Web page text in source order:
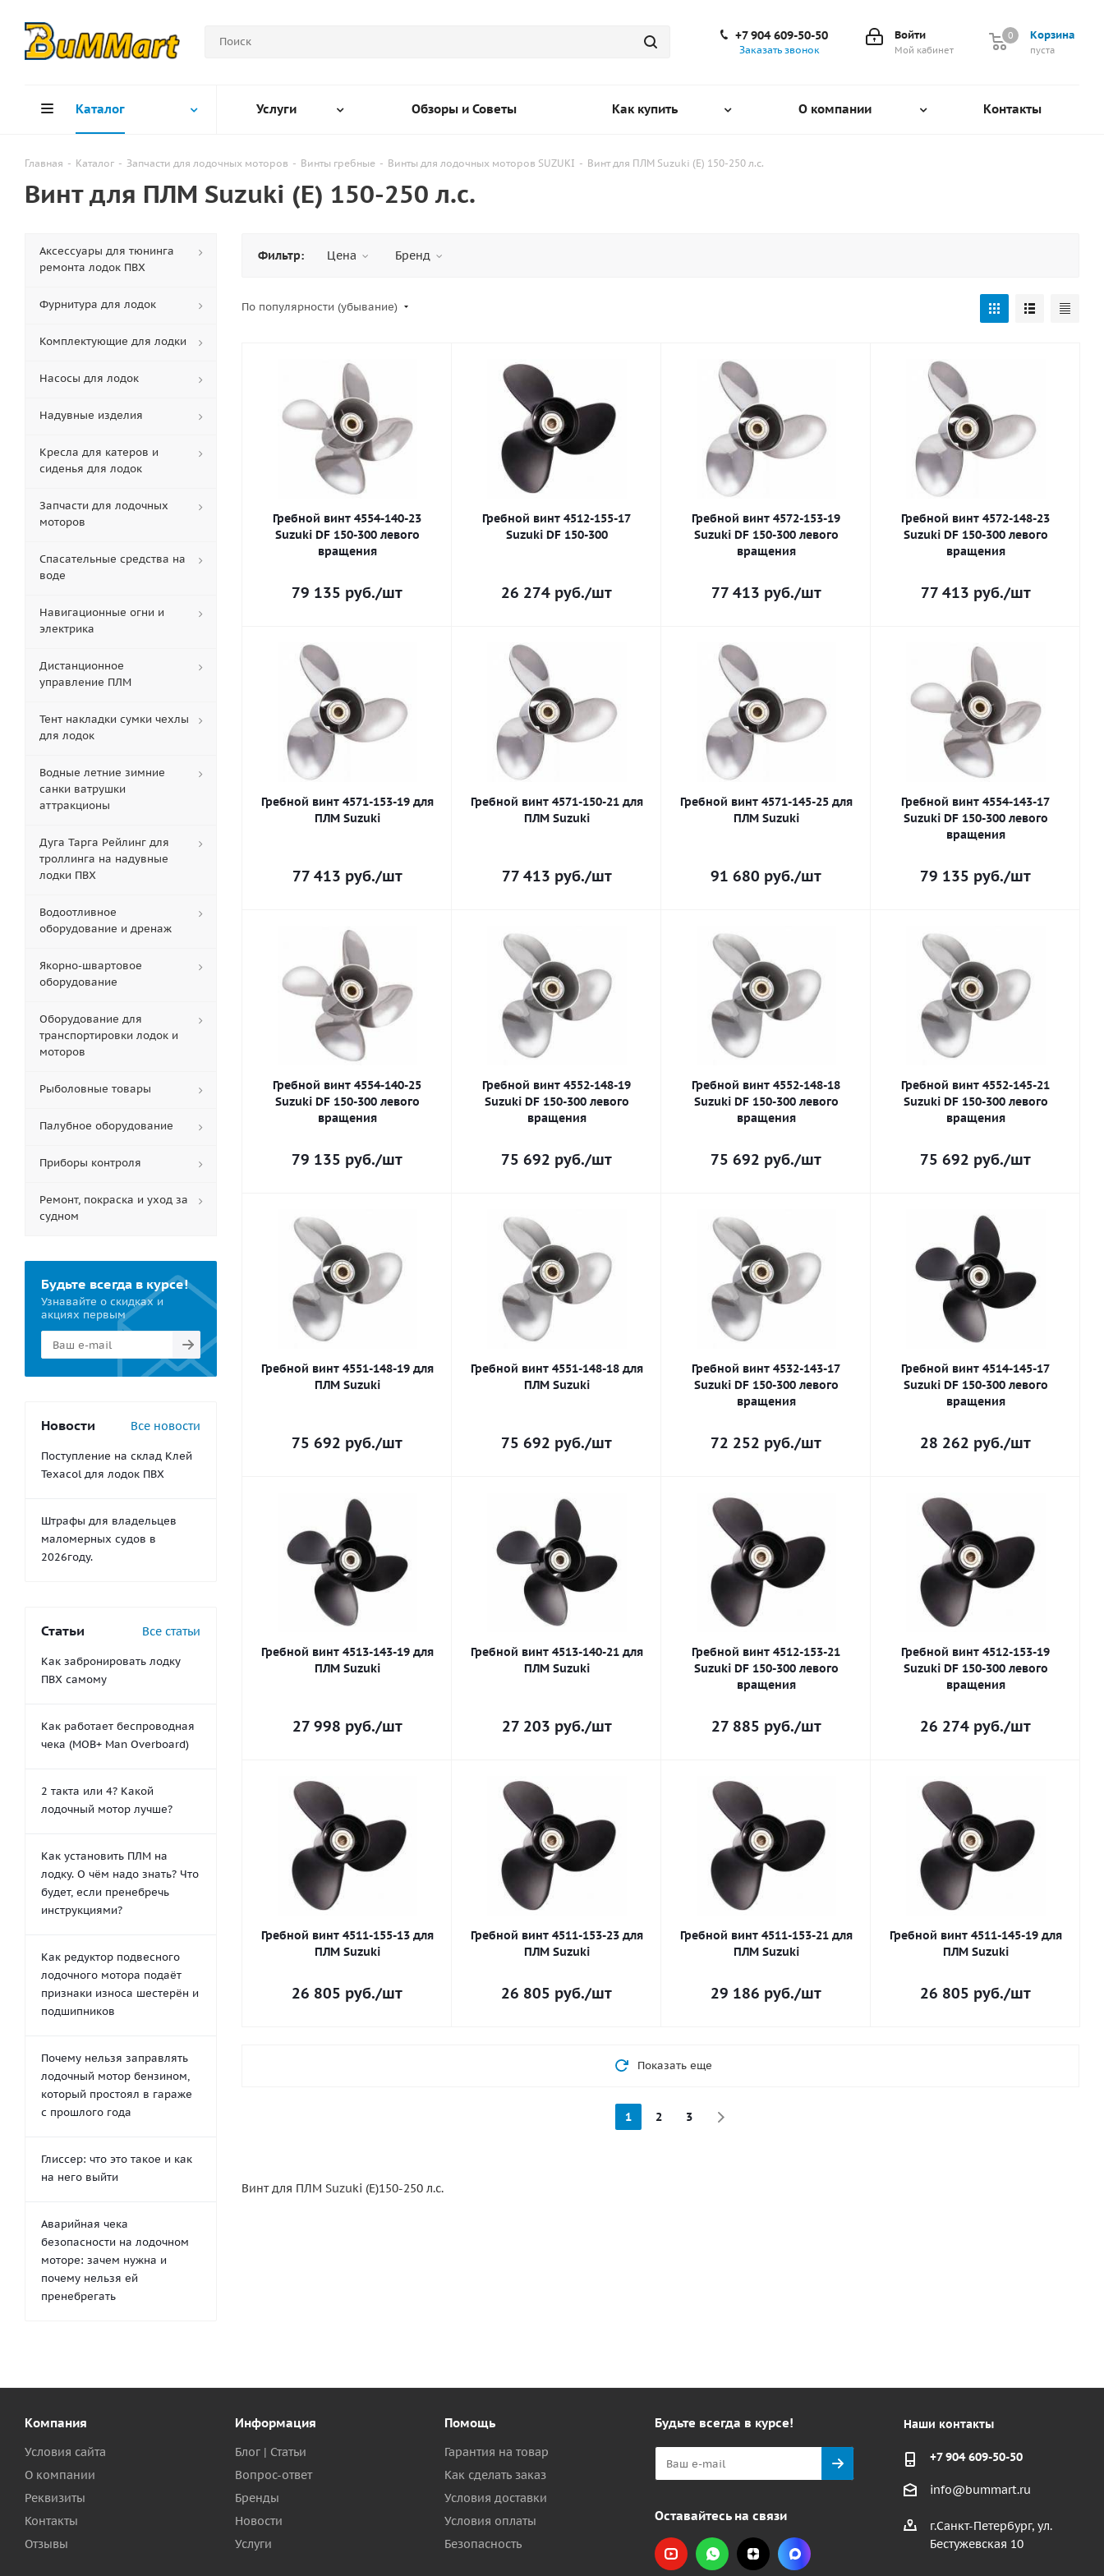
Корзина
0
пуста
0
Войти
Мой кабинет
+7 904 609-50-50
Заказать звонок
Каталог Услуги Обзоры и Советы Как купить О компании Контакты
Главная - Каталог - Запчасти для лодочных моторов - Винты гребные - Винты для лодочных моторов SUZUKI - Винт для ПЛМ Suzuki (E) 150-250 л.с.
Винт для ПЛМ Suzuki (E) 150-250 л.с.
Фильтр: Цена Бренд
По популярности (убывание)
Гребной винт 4554-140-23
Suzuki DF 150-300 левого
вращения
79 135 руб./шт
Гребной винт 4512-155-17
Suzuki DF 150-300
26 274 руб./шт
Гребной винт 4572-153-19
Suzuki DF 150-300 левого
вращения
77 413 руб./шт
Гребной винт 4572-148-23
Suzuki DF 150-300 левого
вращения
77 413 руб./шт
Гребной винт 4571-153-19 для
ПЛМ Suzuki
77 413 руб./шт
Гребной винт 4571-150-21 для
ПЛМ Suzuki
77 413 руб./шт
Гребной винт 4571-145-25 для
ПЛМ Suzuki
91 680 руб./шт
Гребной винт 4554-143-17
Suzuki DF 150-300 левого
вращения
79 135 руб./шт
Гребной винт 4554-140-25
Suzuki DF 150-300 левого
вращения
79 135 руб./шт
Гребной винт 4552-148-19
Suzuki DF 150-300 левого
вращения
75 692 руб./шт
Гребной винт 4552-148-18
Suzuki DF 150-300 левого
вращения
75 692 руб./шт
Гребной винт 4552-145-21
Suzuki DF 150-300 левого
вращения
75 692 руб./шт
Гребной винт 4551-148-19 для
ПЛМ Suzuki
75 692 руб./шт
Гребной винт 4551-148-18 для
ПЛМ Suzuki
75 692 руб./шт
Гребной винт 4532-143-17
Suzuki DF 150-300 левого
вращения
72 252 руб./шт
Гребной винт 4514-145-17
Suzuki DF 150-300 левого
вращения
28 262 руб./шт
Гребной винт 4513-143-19 для
ПЛМ Suzuki
27 998 руб./шт
Гребной винт 4513-140-21 для
ПЛМ Suzuki
27 203 руб./шт
Гребной винт 4512-153-21
Suzuki DF 150-300 левого
вращения
27 885 руб./шт
Гребной винт 4512-153-19
Suzuki DF 150-300 левого
вращения
26 274 руб./шт
Гребной винт 4511-155-13 для
ПЛМ Suzuki
26 805 руб./шт
Гребной винт 4511-153-23 для
ПЛМ Suzuki
26 805 руб./шт
Гребной винт 4511-153-21 для
ПЛМ Suzuki
29 186 руб./шт
Гребной винт 4511-145-19 для
ПЛМ Suzuki
26 805 руб./шт
Показать еще
1 2 3
Винт для ПЛМ Suzuki (E)150-250 л.с.
Аксессуары для тюнинга
ремонта лодок ПВХ
Фурнитура для лодок
Комплектующие для лодки
Насосы для лодок
Надувные изделия
Кресла для катеров и
сиденья для лодок
Запчасти для лодочных
моторов
Спасательные средства на
воде
Навигационные огни и
электрика
Дистанционное
управление ПЛМ
Тент накладки сумки чехлы
для лодок
Водные летние зимние
санки ватрушки
аттракционы
Дуга Тарга Рейлинг для
троллинга на надувные
лодки ПВХ
Водоотливное
оборудование и дренаж
Якорно-швартовое
оборудование
Оборудование для
транспортировки лодок и
моторов
Рыболовные товары
Палубное оборудование
Приборы контроля
Ремонт, покраска и уход за
судном
Будьте всегда в курсе!
Узнавайте о скидках и
акциях первым
Новости Все новости
Поступление на склад Клей
Texacol для лодок ПВХ
Штрафы для владельцев
маломерных судов в
2026году.
Статьи Все статьи
Как забронировать лодку
ПВХ самому
Как работает беспроводная
чека (MOB+ Man Overboard)
2 такта или 4? Какой
лодочный мотор лучше?
Как установить ПЛМ на
лодку. О чём надо знать? Что
будет, если пренебречь
инструкциями?
Как редуктор подвесного
лодочного мотора подаёт
признаки износа шестерён и
подшипников
Почему нельзя заправлять
лодочный мотор бензином,
который простоял в гараже
с прошлого года
Глиссер: что это такое и как
на него выйти
Аварийная чека
безопасности на лодочном
моторе: зачем нужна и
почему нельзя ей
пренебрегать
Компания
Условия сайта
О компании
Реквизиты
Контакты
Отзывы
Информация
Блог | Статьи
Вопрос-ответ
Бренды
Новости
Услуги
Помощь
Гарантия на товар
Как сделать заказ
Условия доставки
Условия оплаты
Безопасность
Будьте всегда в курсе!
Оставайтесь на связи
Наши контакты
+7 904 609-50-50
info@bummart.ru
г.Санкт-Петербург, ул.
Бестужевская 10